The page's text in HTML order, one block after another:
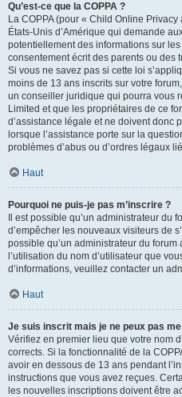
Qu’est-ce que la COPPA ?
La COPPA (pour « Child Online
États-Unis d’Amérique qui demande
potentiellement des informations sur
consentement écrit des parents ou des
Si vous ne savez pas si cette loi
moins de 13 ans inscrits sur votre
un conseiller juridique qui pourra vous
Limited et que les propriétaires de ce
d’assistance légale et ne doivent donc
lorsque l’assistance porte sur la
problèmes d’abus ou d’ordres légaux
Haut
Pourquoi ne puis-je pas m’inscrire ?
Il est possible qu’un administrateur du
d’empêcher les nouveaux visiteurs de
possible qu’un administrateur du
l’utilisation du nom d’utilisateur que
d’informations, veuillez contacter un
Haut
Je suis inscrit mais je ne peux pas
Vérifiez en premier lieu que votre nom
corrects. Si la fonctionnalité de la
avoir en dessous de 13 ans pendant
instructions que vous avez reçues.
les nouvelles inscriptions doivent être